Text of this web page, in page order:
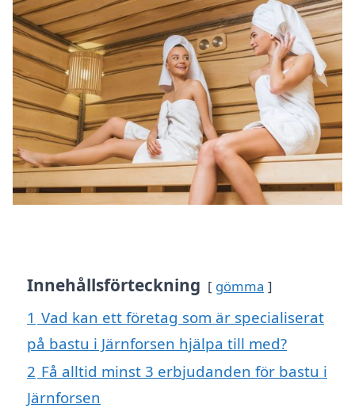
Innehållsförteckning gömma
1 Vad kan ett företag som är specialiserat
på bastu i Järnforsen hjälpa till med?
2 Få alltid minst 3 erbjudanden för bastu i
Järnforsen